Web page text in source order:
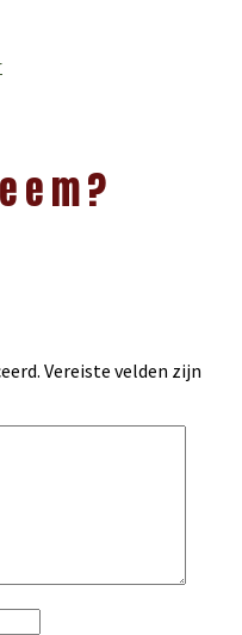
Vereiste velden zijn